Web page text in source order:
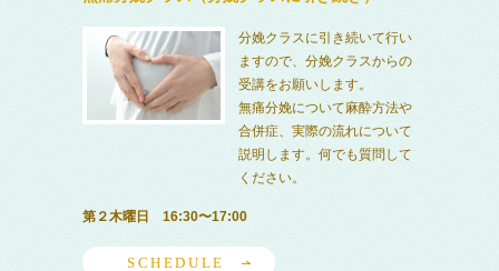
分娩クラスに引き続いて行い
ますので、分娩クラスからの
受講をお願いします。
無痛分娩について麻酔方法や
合併症、実際の流れについて
説明します。何でも質問して
ください。
第２木曜日 16:30〜17:00
SCHEDULE